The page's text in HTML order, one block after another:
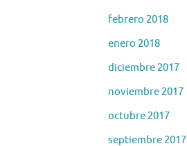
febrero 2018
enero 2018
diciembre 2017
noviembre 2017
octubre 2017
septiembre 2017